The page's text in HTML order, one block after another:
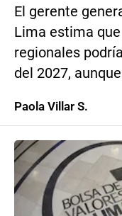
El gerente
Lima estima
regionales
del 2027,
Paola Villar S.